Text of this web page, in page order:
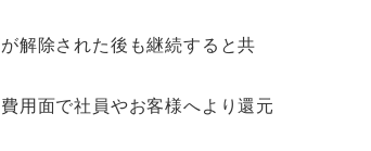
解除された後も継続すると共
用面で社員やお客様へより還元